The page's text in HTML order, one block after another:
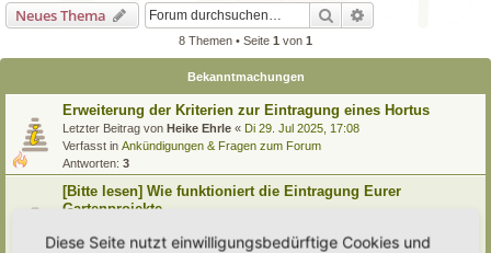
Neues Thema Suche
8 Themen • Seite 1 von 1
Bekanntmachungen
Erweiterung der Kriterien zur Eintragung eines Hortus
Letzter Beitrag von Heike Ehrle « Di 29. Jul 2025, 17:08
Verfasst in Ankündigungen & Fragen zum Forum
Antworten: 3
[Bitte lesen] Wie funktioniert die Eintragung Eurer
Gartenprojekte
Verfasst inEingetragener Hortus - Mein Hortus und ich!
Diese Seite nutzt einwilligungsbedürftige Cookies und